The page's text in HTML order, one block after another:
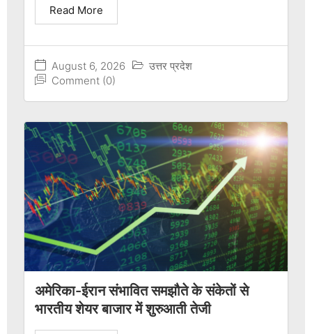
August 6, 2026
उत्तर प्रदेश
Comment (0)
Read More
अमेरिका-ईरान संभावित समझौते के संकेतों से
भारतीय शेयर बाजार में शुरुआती तेजी